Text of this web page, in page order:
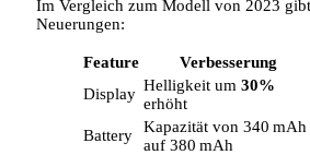
Im Vergleich zum Modell von 2023
Neuerungen:
Feature Verbesserung
Display Helligkeit um 30%
erhöht
Battery
Kapazität von 340 mAh
auf 380 mAh